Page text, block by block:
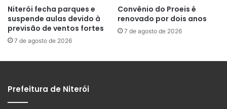
Niterói fecha parques e
suspende aulas devido à
previsão de ventos fortes
7 de agosto de 2026
Convênio do Proeis é
renovado por dois anos
7 de agosto de 2026
Prefeitura de Niterói